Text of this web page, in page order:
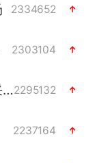
2334652
2303104
中方回应是否在太平洋海底开采稀土2295132
2237164